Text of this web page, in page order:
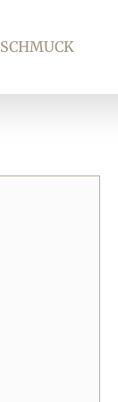
SCHMUCK